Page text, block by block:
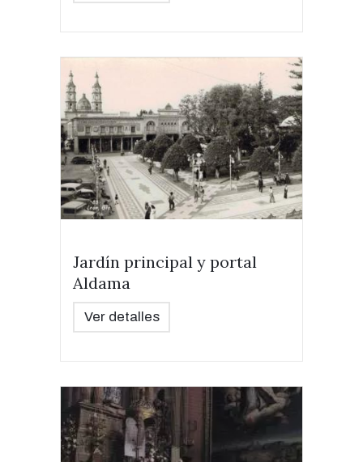
Jardín principal y portal
Aldama
Ver detalles